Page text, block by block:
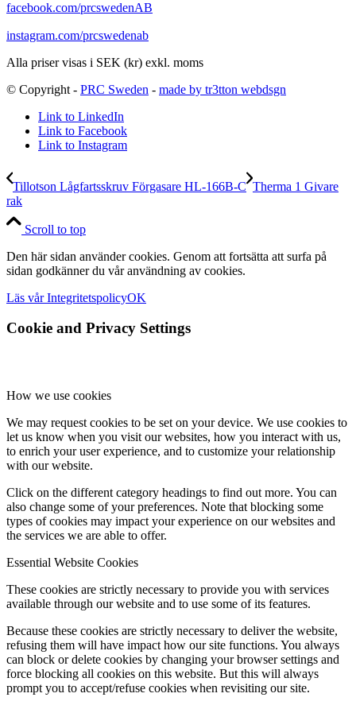
facebook.com/prcswedenAB
instagram.com/prcswedenab
Alla priser visas i SEK (kr) exkl. moms
© Copyright - PRC Sweden - made by tr3tton webdsgn
Link to LinkedIn
Link to Facebook
Link to Instagram
Tillotson Lågfartsskruv Förgasare HL-166B-C Therma 1 Givare
rak
Scroll to top
Den här sidan använder cookies. Genom att fortsätta att surfa på
sidan godkänner du vår användning av cookies.
Läs vår IntegritetspolicyOK
Cookie and Privacy Settings
How we use cookies
We may request cookies to be set on your device. We use cookies to
let us know when you visit our websites, how you interact with us,
to enrich your user experience, and to customize your relationship
with our website.
Click on the different category headings to find out more. You can
also change some of your preferences. Note that blocking some
types of cookies may impact your experience on our websites and
the services we are able to offer.
Essential Website Cookies
These cookies are strictly necessary to provide you with services
available through our website and to use some of its features.
Because these cookies are strictly necessary to deliver the website,
refusing them will have impact how our site functions. You always
can block or delete cookies by changing your browser settings and
force blocking all cookies on this website. But this will always
prompt you to accept/refuse cookies when revisiting our site.